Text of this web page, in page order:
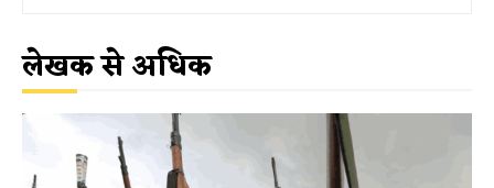
लेखक से अधिक